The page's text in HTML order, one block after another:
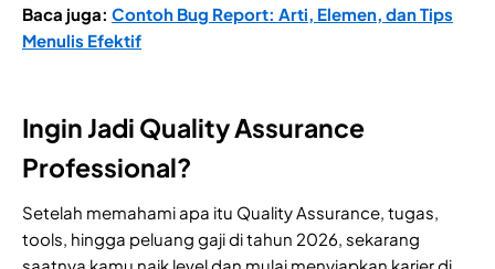
Baca juga: Contoh Bug Report: Arti, Elemen, dan Tips
Menulis Efektif
Ingin Jadi Quality Assurance
Professional?
Setelah memahami apa itu Quality Assurance, tugas,
tools, hingga peluang gaji di tahun 2026, sekarang